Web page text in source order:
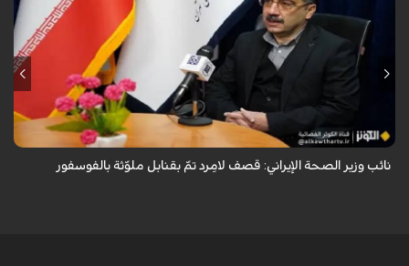
قال معاون وزير الصحة الإيراني لشؤون البحوث والتكنولوجيا، شاهين آخوندزاده،
إن التحقيقات التي أجرتها وزارة الصحة بشأن قصف مدينة لامِرد في محافظة
نائب وزير الصحة الإيراني: قصف لامِرد تمّ بقنابل ملوّثة بالفوسفور